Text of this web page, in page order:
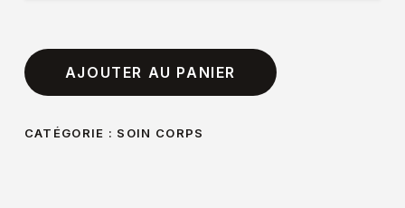
AJOUTER AU PANIER
CATÉGORIE : SOIN CORPS